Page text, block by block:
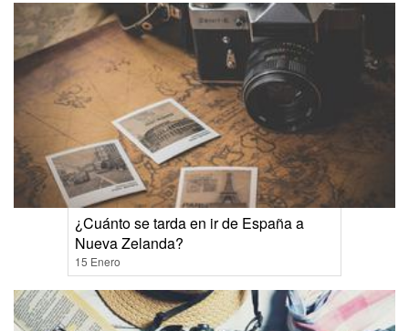
¿Cuánto se tarda en ir de España a
Nueva Zelanda?
15 Enero